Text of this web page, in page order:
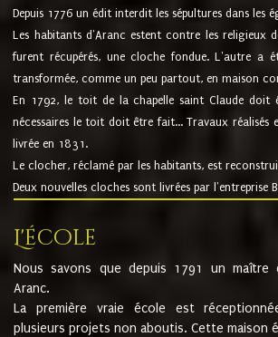
Depuis 1776 un édit interdit les sépultures dans les
Les habitants d'Aranc estent contre les religieux
furent récupérés, une cloche fondue. L'autre a
transformée, comme un peu partout, en maison
En 1792, le toit de la chapelle saint Claude doit
nécessaires le toit doit être fait... Travaux réalisés
livrée en 1831.
Le clocher, réclamé par les habitants, est
Deux nouvelles cloches sont livrées par l'entreprise
L'école
Nous savons que depuis 1791 un maître
Aranc.
La première vraie école est
plusieurs projets non aboutis. Cette maison